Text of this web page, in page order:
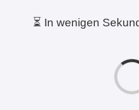
⏳ In wenigen